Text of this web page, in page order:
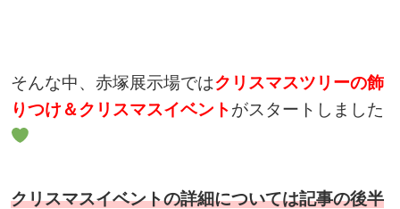
そんな中、赤塚展示場ではクリスマスツリーの飾
りつけ＆クリスマスイベントがスタートしました
クリスマスイベントの詳細については記事の後半